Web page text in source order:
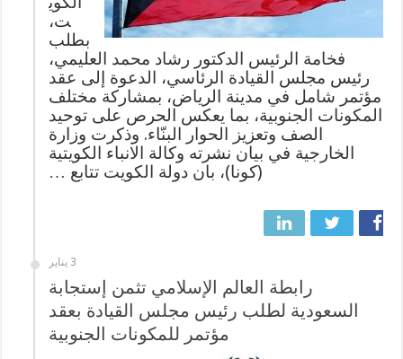
ت،
بطلب
فخامة الرئيس الدكتور رشاد محمد العليمي،
رئيس مجلس القيادة الرئاسي، الدعوة إلى عقد
مؤتمر شامل في مدينة الرياض، بمشاركة مختلف
المكونات الجنوبية، بما يعكس الحرص على توحيد
الصف وتعزيز الحوار البنّاء. وذكرت وزارة
الخارجية في بيان نشرته وكالة الانباء الكويتية
(كونا)، بان دولة الكويت تتابع …
3 يناير
رابطة العالم الإسلامي تثمن إستجابة
السعودية لطلب رئيس مجلس القيادة بعقد
مؤتمر للمكونات الجنوبية